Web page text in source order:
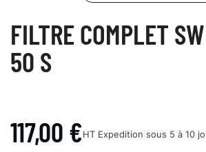
FILTRE COMPLET
50 S
117,00 €HT Expedition sous 5 à 10